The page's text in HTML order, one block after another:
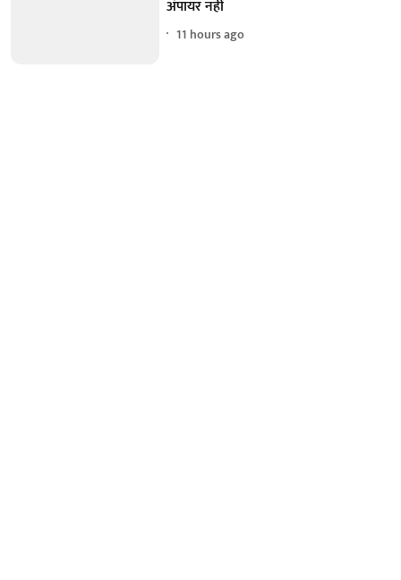
अंपायर नहीं
11 hours ago